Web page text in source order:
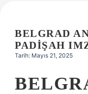
Hakkımızda
BELGRAD
PADIŞAH
Tarih: Mayıs 21, 2025